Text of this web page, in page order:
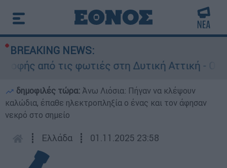
BREAKING NEWS:
από τις φωτιές στη Δυτική Αττική - Οι
δημοφιλές τώρα: Άνω Λιόσια: Πήγαν να κλέψουν
καλώδια, έπαθε ηλεκτροπληξία ο ένας και τον άφησαν
νεκρό στο σημείο
┋ Ελλάδα ┋ 01.11.2025 23:58